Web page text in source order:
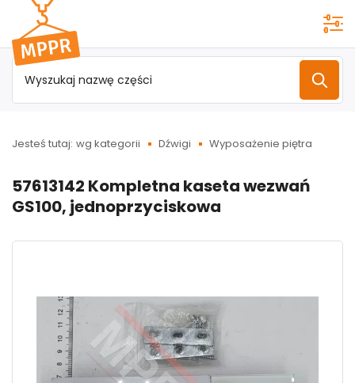
Przejdź do
menu
głównego
Jesteś tutaj: wg kategorii Dźwigi Wyposażenie piętra
57613142 Kompletna kaseta wezwań
GS100, jednoprzyciskowa